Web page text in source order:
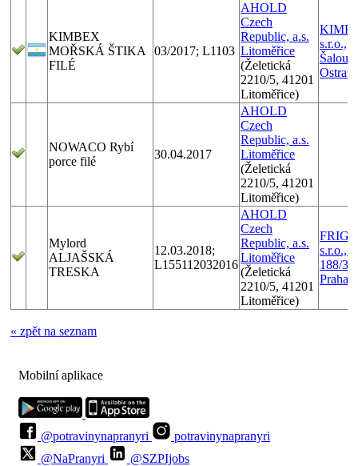
KIMBEX
MOŘSKÁ ŠTIKA
FILÉ
03/2017; L1103
AHOLD
Czech
Republic, a.s.
Litoměřice
(Želetická
2210/5, 41201
Litoměřice)
s.r.o.,
Ostrava
NOWACO Rybí
porce filé
30.04.2017
AHOLD
Czech
Republic, a.s.
Litoměřice
(Želetická
2210/5, 41201
Litoměřice)
Mylord
ALJAŠSKÁ
TRESKA
12.03.2018;
L155112032016
AHOLD
Czech
Republic, a.s.
Litoměřice
(Želetická
2210/5, 41201
Litoměřice)
s.r.o.,
188/
Praha 3
« zpět na seznam
Mobilní aplikace
@potravinynapranyri
potravinynapranyri
@NaPranyri
@SZPIjobs